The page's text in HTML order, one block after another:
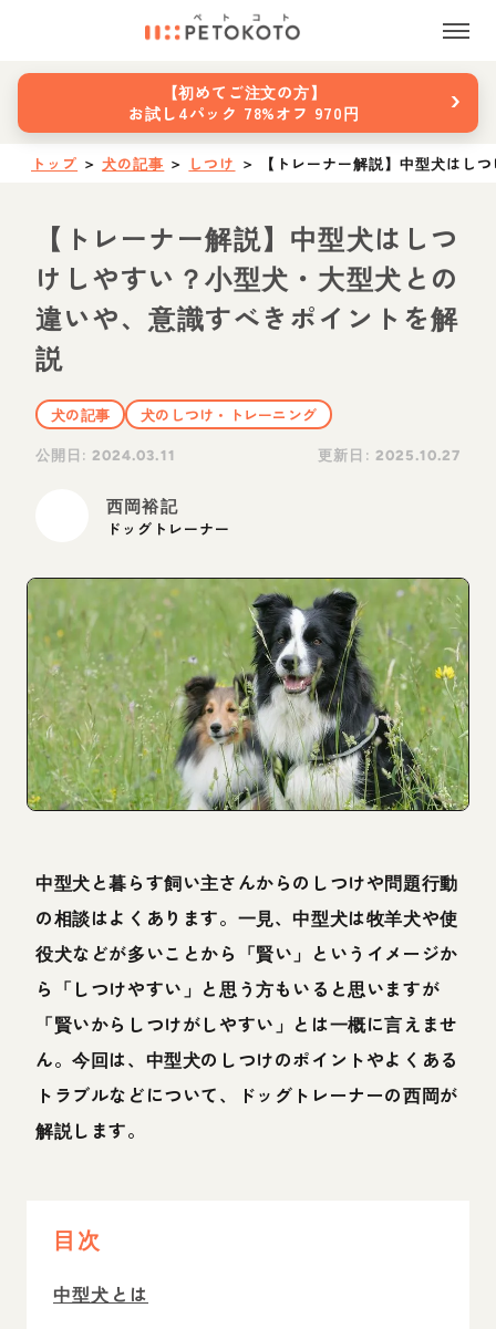
【初めてご注文の方】
お試し4パック 78%オフ 970円
›
トップ ＞ 犬の記事 ＞ しつけ ＞ 【トレーナー解説】中型犬はし
【トレーナー解説】中型犬はしつ
けしやすい？小型犬・大型犬との
違いや、意識すべきポイントを解
説
犬の記事
犬のしつけ・トレーニング
公開日:2024.03.11 更新日: 2025.10.27
西岡裕記
ドッグトレーナー
中型犬と暮らす飼い主さんからのしつけや問題行動
の相談はよくあります。一見、中型犬は牧羊犬や使
役犬などが多いことから「賢い」というイメージか
ら「しつけやすい」と思う方もいると思いますが
「賢いからしつけがしやすい」とは一概に言えませ
ん。今回は、中型犬のしつけのポイントやよくある
トラブルなどについて、ドッグトレーナーの西岡が
解説します。
目次
中型犬とは